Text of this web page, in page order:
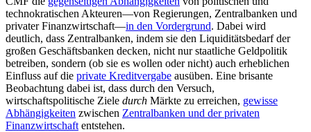
technokratischen Akteuren—von Regierungen, Zentralbanken und
privater Finanzwirtschaft—in den Vordergrund. Dabei wird
deutlich, dass Zentralbanken, indem sie den Liquiditätsbedarf der
großen Geschäftsbanken decken, nicht nur staatliche Geldpolitik
betreiben, sondern (ob sie es wollen oder nicht) auch erheblichen
Einfluss auf die private Kreditvergabe ausüben. Eine brisante
Beobachtung dabei ist, dass durch den Versuch,
wirtschaftspolitische Ziele durch Märkte zu erreichen, gewisse
Abhängigkeiten zwischen Zentralbanken und der privaten
Finanzwirtschaft entstehen.